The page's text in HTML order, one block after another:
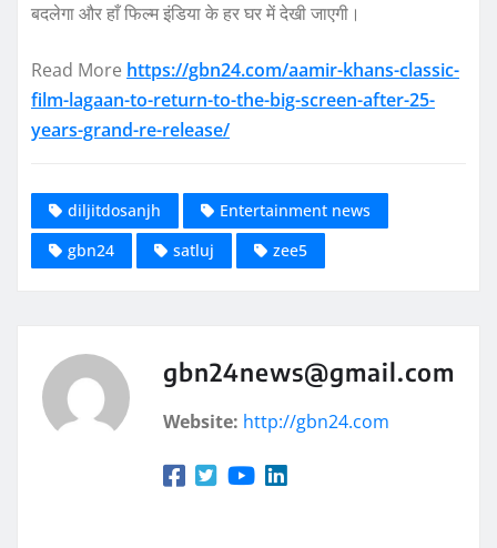
बदलेगा और हाँ फिल्म इंडिया के हर घर में देखी जाएगी।
Read More https://gbn24.com/aamir-khans-classic-
film-lagaan-to-return-to-the-big-screen-after-25-
years-grand-re-release/
diljitdosanjh
Entertainment news
gbn24
satluj zee5
gbn24news@gmail.com
Website: http://gbn24.com